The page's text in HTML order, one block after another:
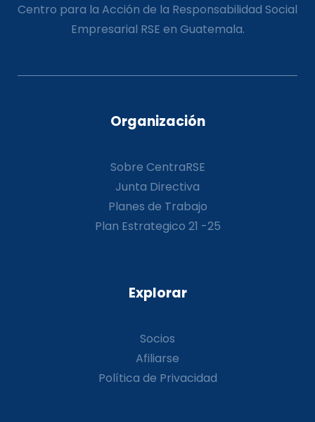
Centro para la Acción de la Responsabilidad Social
Empresarial RSE en Guatemala.
Organización
Sobre CentraRSE
Junta Directiva
Planes de Trabajo
Plan Estrategico 21 -25
Explorar
Socios
Afiliarse
Política de Privacidad